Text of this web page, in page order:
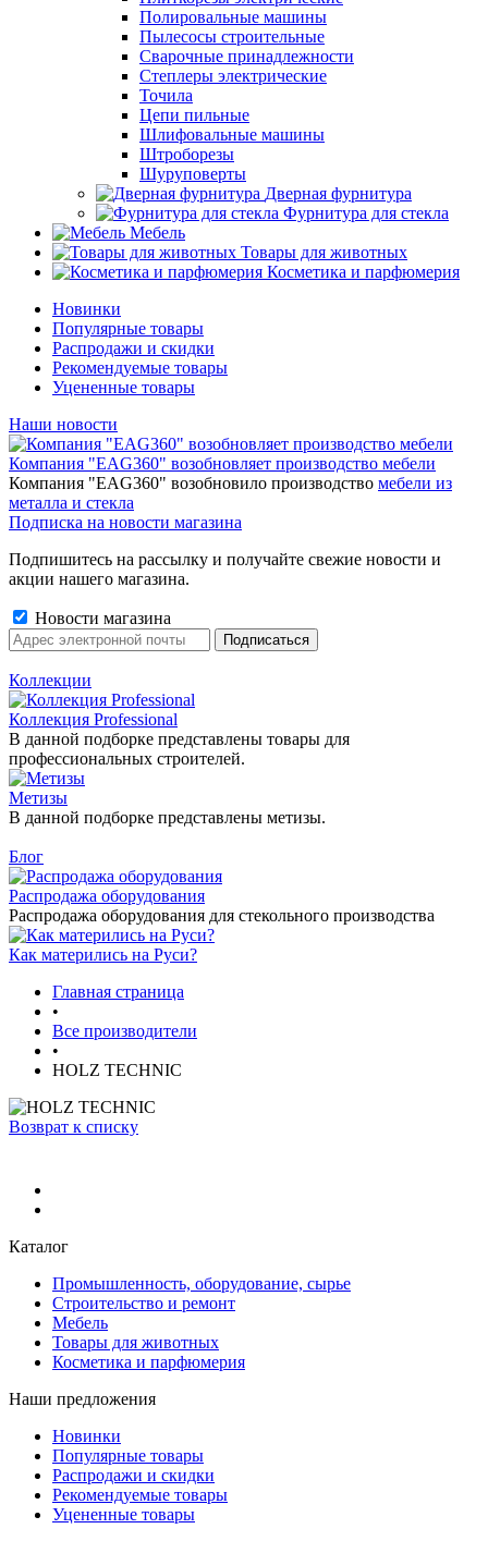
Полировальные машины
Пылесосы строительные
Сварочные принадлежности
Степлеры электрические
Точила
Цепи пильные
Шлифовальные машины
Штроборезы
Шуруповерты
Дверная фурнитура
Фурнитура для стекла
Мебель
Товары для животных
Косметика и парфюмерия
Новинки
Популярные товары
Распродажи и скидки
Рекомендуемые товары
Уцененные товары
Наши новости
Компания "EAG360" возобновляет производство мебели
Компания "EAG360" возобновило производство мебели из
металла и стекла
Подписка на новости магазина
Подпишитесь на рассылку и получайте свежие новости и
акции нашего магазина.
Новости магазина
Коллекции
Коллекция Professional
В данной подборке представлены товары для
профессиональных строителей.
Метизы
В данной подборке представлены метизы.
Блог
Распродажа оборудования
Распродажа оборудования для стекольного производства
Как матерились на Руси?
Главная страница
•
Все производители
•
HOLZ TECHNIC
Возврат к списку
Каталог
Промышленность, оборудование, сырье
Строительство и ремонт
Мебель
Товары для животных
Косметика и парфюмерия
Наши предложения
Новинки
Популярные товары
Распродажи и скидки
Рекомендуемые товары
Уцененные товары